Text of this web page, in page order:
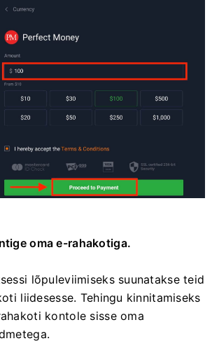
oma e-rahakotiga.
lõpuleviimiseks suunatakse teid
liidesesse. Tehingu kinnitamiseks
kontole sisse oma